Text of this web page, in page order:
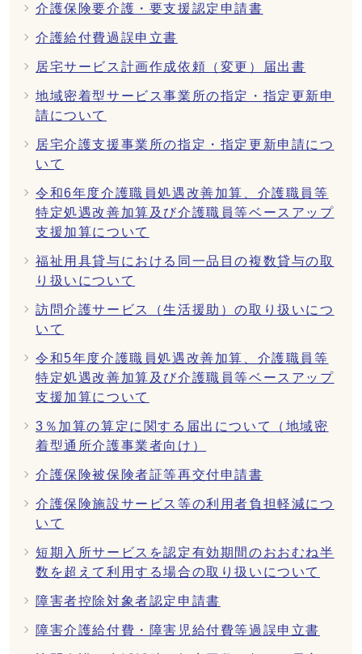
介護保険要介護・要支援認定申請書
介護給付費過誤申立書
居宅サービス計画作成依頼（変更）届出書
地域密着型サービス事業所の指定・指定更新申
請について
居宅介護支援事業所の指定・指定更新申請につ
いて
令和6年度介護職員処遇改善加算、介護職員等
特定処遇改善加算及び介護職員等ベースアップ
支援加算について
福祉用具貸与における同一品目の複数貸与の取
り扱いについて
訪問介護サービス（生活援助）の取り扱いにつ
いて
令和5年度介護職員処遇改善加算、介護職員等
特定処遇改善加算及び介護職員等ベースアップ
支援加算について
3％加算の算定に関する届出について（地域密
着型通所介護事業者向け）
介護保険被保険者証等再交付申請書
介護保険施設サービス等の利用者負担軽減につ
いて
短期入所サービスを認定有効期間のおおむね半
数を超えて利用する場合の取り扱いについて
障害者控除対象者認定申請書
障害介護給付費・障害児給付費等過誤申立書